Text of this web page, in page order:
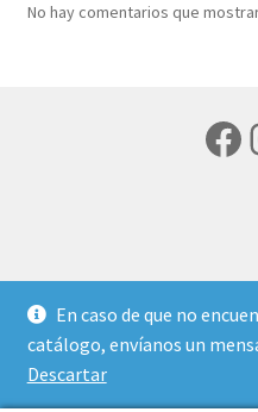
No hay comentarios que
Política de privacidad
WooCommerce.
En caso de que no
catálogo, envíanos un
Descartar